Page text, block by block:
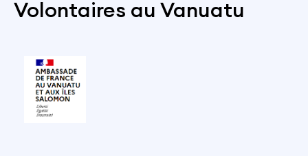
Volontaires au Vanuatu